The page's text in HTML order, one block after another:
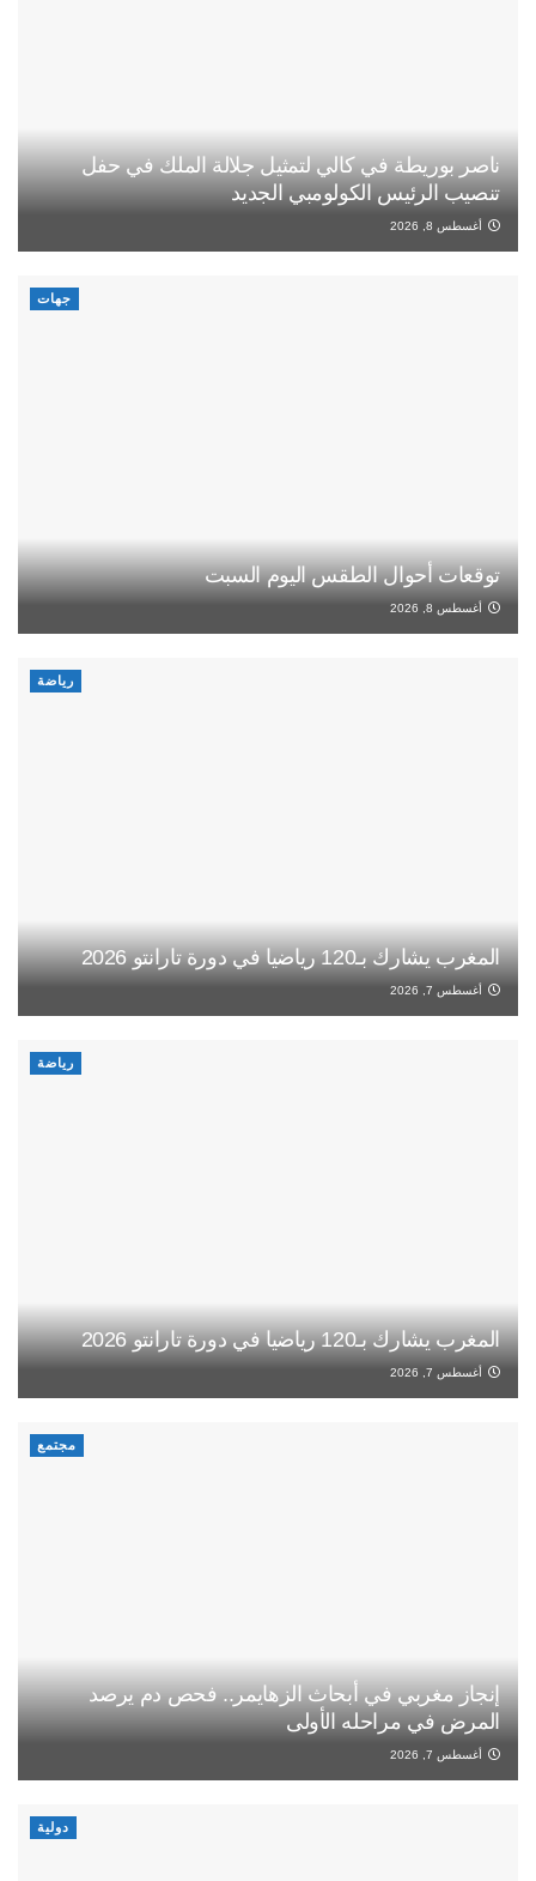
ناصر بوريطة في كالي لتمثيل جلالة الملك في حفل
تنصيب الرئيس الكولومبي الجديد
أغسطس 8, 2026
جهات
توقعات أحوال الطقس اليوم السبت
أغسطس 8, 2026
رياضة
المغرب يشارك بـ120 رياضيا في دورة تارانتو 2026
أغسطس 7, 2026
رياضة
المغرب يشارك بـ120 رياضيا في دورة تارانتو 2026
أغسطس 7, 2026
مجتمع
إنجاز مغربي في أبحاث الزهايمر.. فحص دم يرصد
المرض في مراحله الأولى
أغسطس 7, 2026
دولية